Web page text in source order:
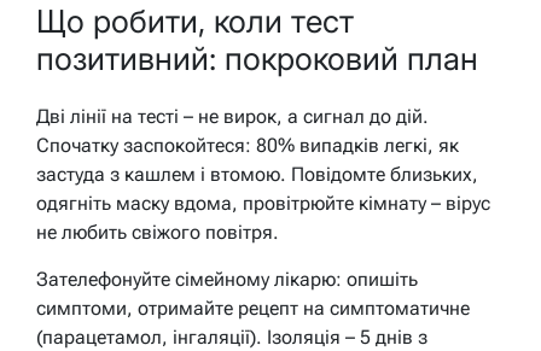
Що робити, коли тест
позитивний: покроковий план
Дві лінії на тесті – не вирок, а сигнал до дій.
Спочатку заспокойтеся: 80% випадків легкі, як
застуда з кашлем і втомою. Повідомте близьких,
одягніть маску вдома, провітрюйте кімнату – вірус
не любить свіжого повітря.
Зателефонуйте сімейному лікарю: опишіть
симптоми, отримайте рецепт на симптоматичне
(парацетамол, інгаляції). Ізоляція – 5 днів з